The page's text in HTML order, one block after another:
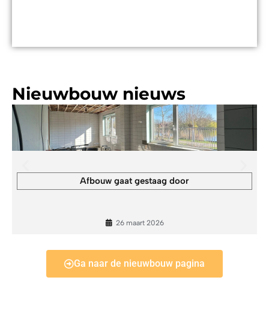
Nieuwbouw nieuws
Lees verder
Afbouw gaat gestaag door
26 maart 2026
Ga naar de nieuwbouw pagina